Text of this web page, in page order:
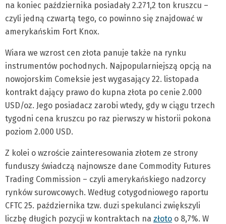
na koniec października posiadały 2.271,2 ton kruszcu –
czyli jedną czwartą tego, co powinno się znajdować w
amerykańskim Fort Knox.
Wiara we wzrost cen złota panuje także na rynku
instrumentów pochodnych. Najpopularniejszą opcją na
nowojorskim Comeksie jest wygasający 22. listopada
kontrakt dający prawo do kupna złota po cenie 2.000
USD/oz. Jego posiadacz zarobi wtedy, gdy w ciągu trzech
tygodni cena kruszcu po raz pierwszy w historii pokona
poziom 2.000 USD.
Z kolei o wzroście zainteresowania złotem ze strony
funduszy świadczą najnowsze dane Commodity Futures
Trading Commission – czyli amerykańskiego nadzorcy
rynków surowcowych. Według cotygodniowego raportu
CFTC 25. października tzw. duzi spekulanci zwiększyli
liczbę długich pozycji w kontraktach na złoto o 8,7%. W